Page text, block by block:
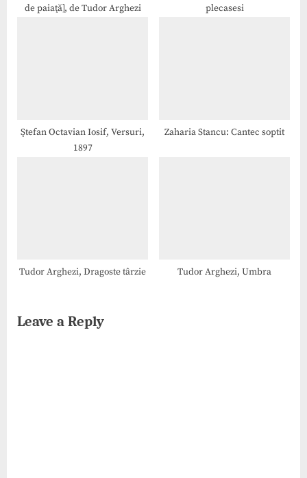
:
de paiaţă], de Tudor Arghezi
plecasesi
Ştefan Octavian Iosif, Versuri,
1897
Zaharia Stancu: Cantec soptit
Tudor Arghezi, Dragoste târzie Tudor Arghezi, Umbra
Leave a Reply